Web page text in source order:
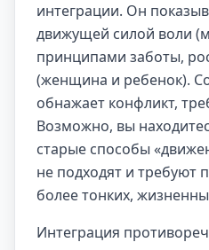
интеграции. Он
движущей силой воли
принципами заботы,
(женщина и ребенок).
обнажает конфликт,
Возможно, вы
старые способы
не подходят и требуют
более тонких,
Интеграция